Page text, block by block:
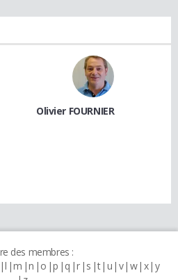
Olivier FOURNIER
des membres :
l m n o p q r s t u v w x y